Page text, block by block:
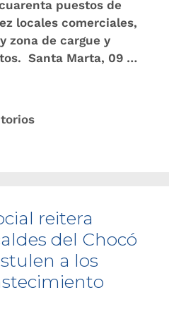
puestos de
locales comerciales,
zona de cargue y
Santa Marta, 09 …
reitera
del Chocó
a los